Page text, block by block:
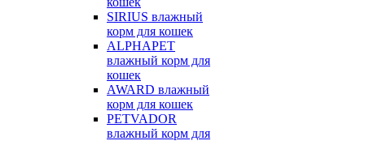
SIRIUS влажный
корм для кошек
ALPHAPET
влажный корм для
кошек
AWARD влажный
корм для кошек
PETVADOR
влажный корм для